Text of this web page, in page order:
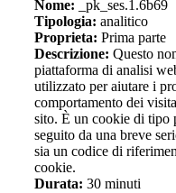
Nome: _pk_ses.1.6b69
Tipologia: analitico
Proprieta: Prima parte
Descrizione: Questo
piattaforma di analisi
utilizzato per aiutare i
comportamento dei
sito. È un cookie di tipo
seguito da una breve
sia un codice di
cookie.
Durata: 30 minuti